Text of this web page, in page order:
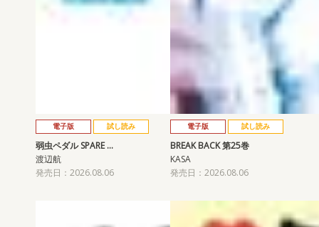
電子版 試し読み
弱虫ペダル SPARE …
渡辺航
発売日：2026.08.06
電子版 試し読み
BREAK BACK 第25巻
KASA
発売日：2026.08.06